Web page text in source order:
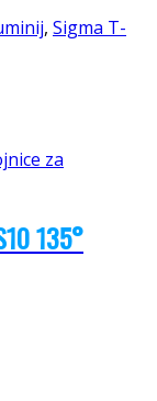
, Sigma T-
za
135°